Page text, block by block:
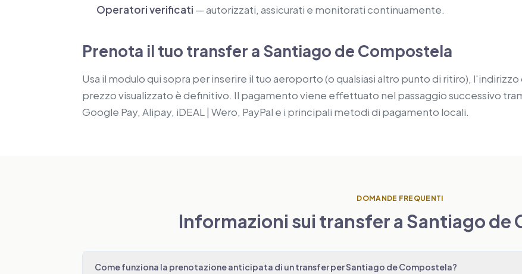
Operatori verificati — autorizzati, assicurati e monitorati continuamente.
Prenota il tuo transfer a Santiago de Compostela
Usa il modulo qui sopra per inserire il tuo aeroporto (o qualsiasi altro punto di ritiro),
prezzo visualizzato è definitivo. Il pagamento viene effettuato nel passaggio successivo
Google Pay, Alipay, iDEAL | Wero, PayPal e i principali metodi di pagamento locali.
DOMANDE FREQUENTI
Informazioni sui transfer a Santiago de
Come funziona la prenotazione anticipata di un transfer per Santiago de Compostela?